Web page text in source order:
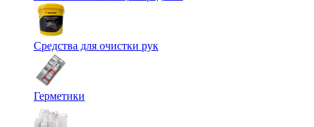
Средства для очистки рук
Герметики